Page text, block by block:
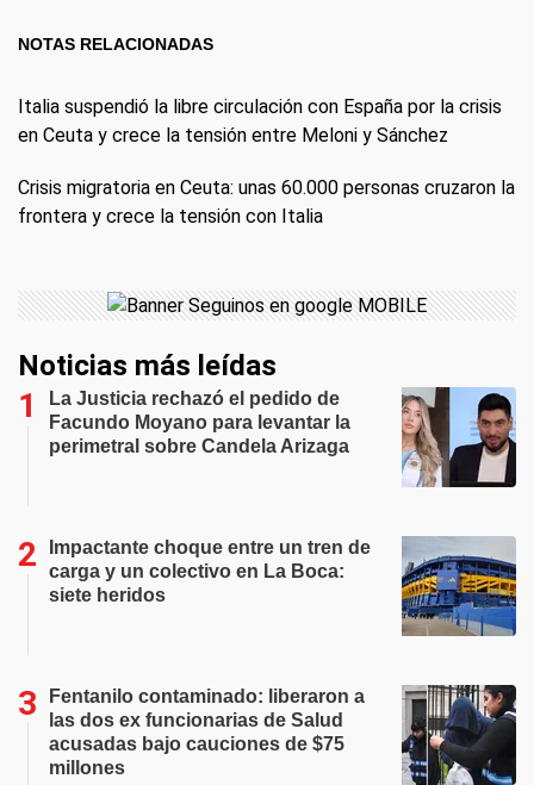
NOTAS RELACIONADAS
Italia suspendió la libre circulación con España por la crisis
en Ceuta y crece la tensión entre Meloni y Sánchez
Crisis migratoria en Ceuta: unas 60.000 personas cruzaron la
frontera y crece la tensión con Italia
Noticias más leídas
La Justicia rechazó el pedido de
Facundo Moyano para levantar la
perimetral sobre Candela Arizaga
Impactante choque entre un tren de
carga y un colectivo en La Boca:
siete heridos
Fentanilo contaminado: liberaron a
las dos ex funcionarias de Salud
acusadas bajo cauciones de $75
millones